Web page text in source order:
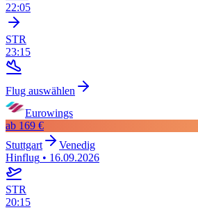
22:05
STR
23:15
Flug auswählen
Eurowings
ab 169 €
Stuttgart
Venedig
Hinflug • 16.09.2026
STR
20:15